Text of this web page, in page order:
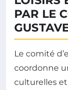
PAR LE
Le comité
coordonne
culturelles